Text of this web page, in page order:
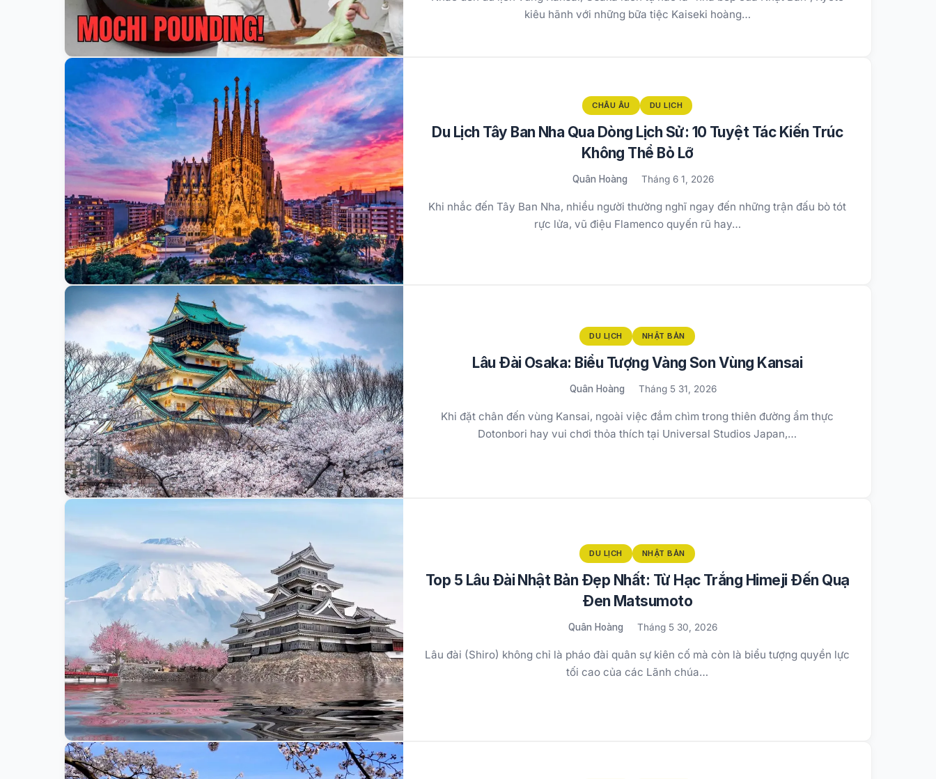
kiêu hãnh với những bữa tiệc Kaiseki hoàng…
CHÂU ÂU DU LỊCH
Du Lịch Tây Ban Nha Qua Dòng Lịch Sử: 10 Tuyệt Tác Kiến Trúc
Không Thể Bỏ Lỡ
Quân Hoàng Tháng 6 1, 2026
Khi nhắc đến Tây Ban Nha, nhiều người thường nghĩ ngay đến những trận đấu bò tót
rực lửa, vũ điệu Flamenco quyến rũ hay…
DU LỊCH NHẬT BẢN
Lâu Đài Osaka: Biểu Tượng Vàng Son Vùng Kansai
Quân Hoàng Tháng 5 31, 2026
Khi đặt chân đến vùng Kansai, ngoài việc đắm chìm trong thiên đường ẩm thực
Dotonbori hay vui chơi thỏa thích tại Universal Studios Japan,…
DU LỊCH NHẬT BẢN
Top 5 Lâu Đài Nhật Bản Đẹp Nhất: Từ Hạc Trắng Himeji Đến Quạ
Đen Matsumoto
Quân Hoàng Tháng 5 30, 2026
Lâu đài (Shiro) không chỉ là pháo đài quân sự kiên cố mà còn là biểu tượng quyền lực
tối cao của các Lãnh chúa…